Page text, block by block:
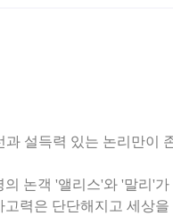
설득력 있는 논리만이
논객 '앨리스'와 '말리'
력은 단단해지고 세상